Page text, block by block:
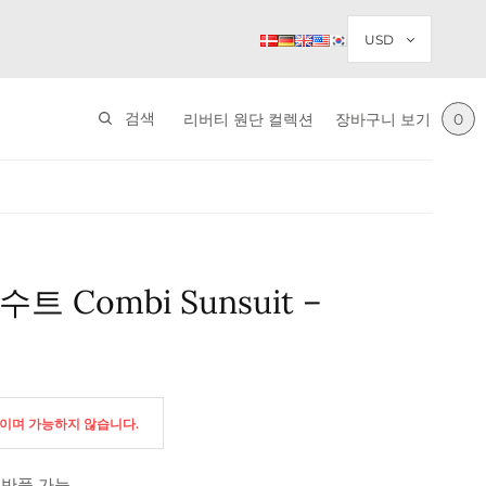
검색 리버티 원단 컬렉션 장바구니 보기 0
트 Combi Sunsuit –
며 가능하지 않습니다.